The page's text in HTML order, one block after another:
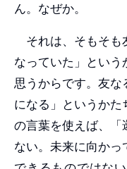
ん。なぜか。
それは、そもそも
なっていた」という
思うからです。友
になる」というか
の言葉を使えば、「
ない。未来に向か